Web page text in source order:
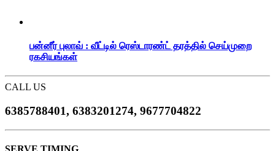
பன்னீர் புலாவ் : வீட்டில் ரெஸ்டாரண்ட் தரத்தில் செய்முறை
ரகசியங்கள்
CALL US
6385788401, 6383201274, 9677704822
SERVE TIMING